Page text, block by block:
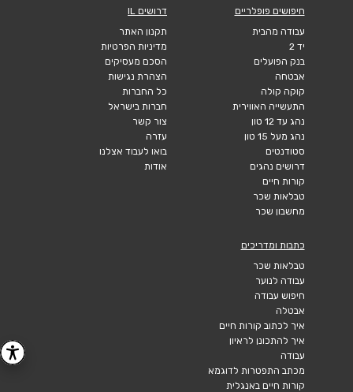
חיפושים פופלריים
עבודה מהבית
יד 2
בנק הפועלים
אבטחה
קוקה קולה
התעשייה האווירית
נהג עד 12 טון
נהג מעל 15 טון
סטודנטים
דרושים נהגים
קורות חיים
טבלאות שכר
מחשבון שכר
דרושים IL
תקנון האתר
מדיניות הפרטיות
הסכם מעסיקים
הצהרת נגישות
כל החברות
חברות בישראל
צור קשר
עזרה
בואו לעבוד אצלנו
אודות
כתבות ומדריכים
טבלאות שכר
עבודה לנוער
חיפוש עבודה
אבטלה
איך לכתוב קורות חיים
איך להתכונן לראיון
עבודה
מכתב התפטרות לדוגמא
קורות חיים באנגלית